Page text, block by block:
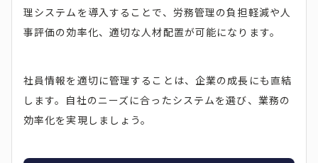
理システムを導入することで、労務管理の負担軽減や人
事評価の効率化、適切な人材配置が可能になります。
社員情報を適切に管理することは、企業の成長にも直結
します。自社のニーズに合ったシステムを選び、業務の
効率化を実現しましょう。